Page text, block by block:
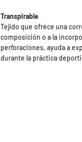
Transpirable
Tejido que ofrece una
composición o a la
perforaciones, ayuda a
durante la práctica